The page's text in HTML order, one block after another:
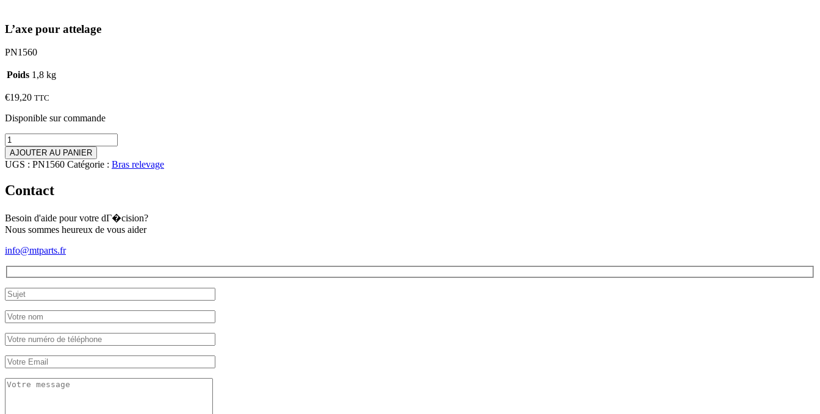
L’axe pour attelage
PN1560
Poids 1,8 kg
€19,20 TTC
Disponible sur commande
quantité
de
L'axe
pour
AJOUTER AU PANIER
UGS : PN1560 Catégorie : Bras relevage
Contact
Besoin d'aide pour votre dГ�cision?
Nous sommes heureux de vous aider
info@mtparts.fr